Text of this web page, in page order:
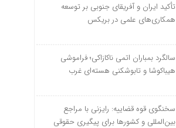
تأکید ایران و آفریقای جنوبی بر توسعه
همکاری‌های علمی در بریکس
سالگرد بمباران اتمی ناکازاکی؛ فراموشی
هیباکوشا و تابوشکنی هسته‌ای غرب
سخنگوی قوه قضاییه: رایزنی‌ با مراجع
بین‌المللی و کشور‌ها برای پیگیری حقوقی